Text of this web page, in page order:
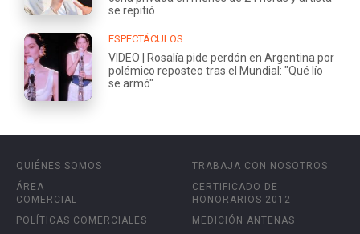
se repitió
ESPECTÁCULOS
VIDEO | Rosalía pide perdón en Argentina por
polémico reposteo tras el Mundial: "Qué lío
se armó"
QUIÉNES SOMOS
ÁREA
COMERCIAL
POLÍTICAS COMERCIALES
TRABAJA CON NOSOTROS
CERTIFICADO DE
HONORARIOS 2012
MEDICIÓN ANTENAS